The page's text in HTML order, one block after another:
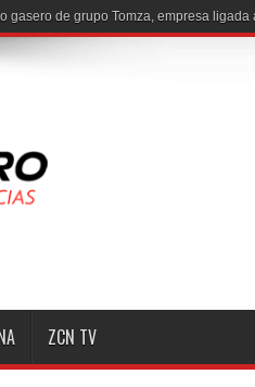
gasero de grupo Tomza, empresa
ZCN TV